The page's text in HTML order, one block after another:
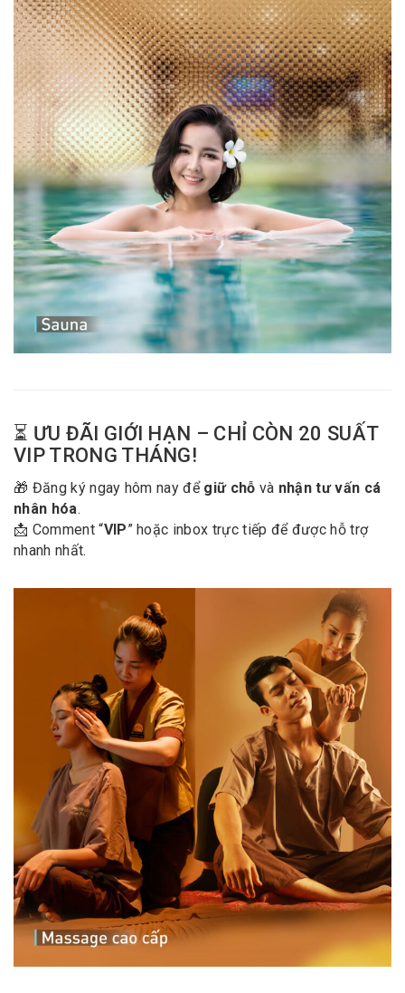
⏳ ƯU ĐÃI GIỚI HẠN – CHỈ CÒN 20 SUẤT
VIP TRONG THÁNG!
🎁 Đăng ký ngay hôm nay để giữ chỗ và nhận tư vấn cá
nhân hóa.
📩 Comment “VIP” hoặc inbox trực tiếp để được hỗ trợ
nhanh nhất.